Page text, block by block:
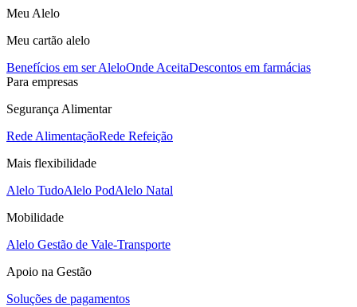
Meu Alelo
Meu cartão alelo
Benefícios em ser AleloOnde AceitaDescontos em farmácias
Para empresas
Segurança Alimentar
Rede AlimentaçãoRede Refeição
Mais flexibilidade
Alelo TudoAlelo PodAlelo Natal
Mobilidade
Alelo Gestão de Vale-Transporte
Apoio na Gestão
Soluções de pagamentos